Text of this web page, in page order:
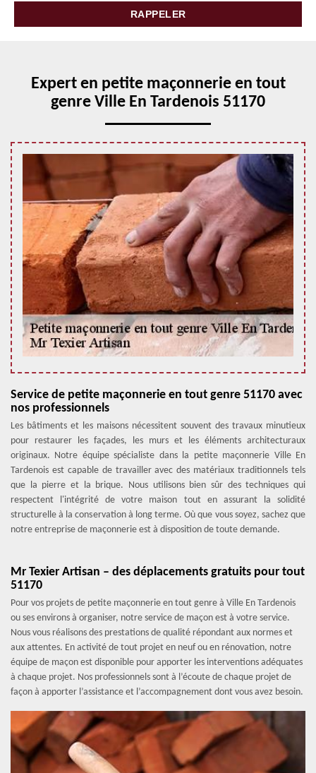
Expert en petite maçonnerie en tout
genre Ville En Tardenois 51170
Service de petite maçonnerie en tout genre 51170 avec
nos professionnels
Les bâtiments et les maisons nécessitent souvent des travaux minutieux
pour restaurer les façades, les murs et les éléments architecturaux
originaux. Notre équipe spécialiste dans la petite maçonnerie Ville En
Tardenois est capable de travailler avec des matériaux traditionnels tels
que la pierre et la brique. Nous utilisons bien sûr des techniques qui
respectent l'intégrité de votre maison tout en assurant la solidité
structurelle à la conservation à long terme. Où que vous soyez, sachez que
notre entreprise de maçonnerie est à disposition de toute demande.
Mr Texier Artisan – des déplacements gratuits pour tout
51170
Pour vos projets de petite maçonnerie en tout genre à Ville En Tardenois
ou ses environs à organiser, notre service de maçon est à votre service.
Nous vous réalisons des prestations de qualité répondant aux normes et
aux attentes. En activité de tout projet en neuf ou en rénovation, notre
équipe de maçon est disponible pour apporter les interventions adéquates
à chaque projet. Nos professionnels sont à l’écoute de chaque projet de
façon à apporter l’assistance et l’accompagnement dont vous avez besoin.